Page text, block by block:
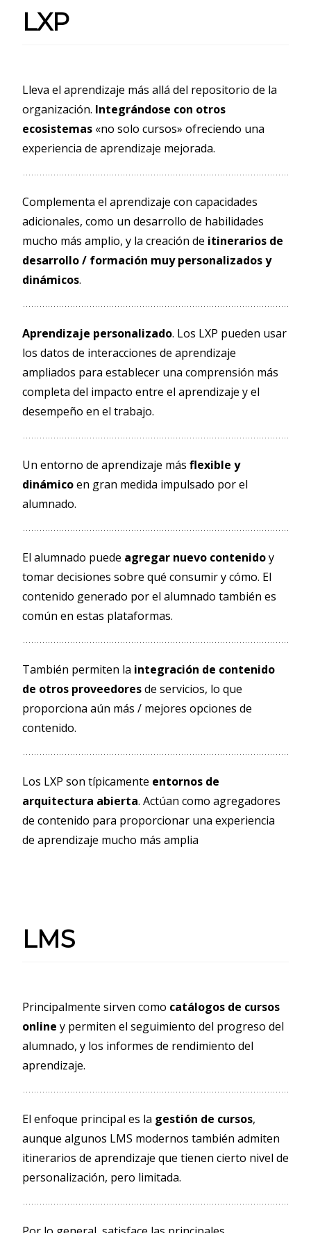
LXP
Lleva el aprendizaje más allá del repositorio de la
organización. Integrándose con otros
ecosistemas «no solo cursos» ofreciendo una
experiencia de aprendizaje mejorada.
Complementa el aprendizaje con capacidades
adicionales, como un desarrollo de habilidades
mucho más amplio, y la creación de itinerarios de
desarrollo / formación muy personalizados y
dinámicos.
Aprendizaje personalizado. Los LXP pueden usar
los datos de interacciones de aprendizaje
ampliados para establecer una comprensión más
completa del impacto entre el aprendizaje y el
desempeño en el trabajo.
Un entorno de aprendizaje más flexible y
dinámicoen gran medida impulsado por el
alumnado.
El alumnado puede agregar nuevo contenidoy
tomar decisiones sobre qué consumir y cómo. El
contenido generado por el alumnado también es
común en estas plataformas.
También permiten la integración de contenido
de otros proveedoresde servicios, lo que
proporciona aún más / mejores opciones de
contenido.
Los LXP son típicamente entornos de
arquitectura abierta. Actúan como agregadores
de contenido para proporcionar una experiencia
de aprendizaje mucho más amplia
LMS
Principalmente sirven como catálogos de cursos
online y permiten el seguimiento del progreso del
alumnado, y los informes de rendimiento del
aprendizaje.
El enfoque principal es la gestión de cursos,
aunque algunos LMS modernos también admiten
itinerarios de aprendizaje que tienen cierto nivel de
personalización, pero limitada.